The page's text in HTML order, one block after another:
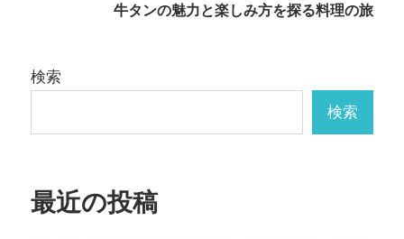
ゲ
シ
ョ
ン
牛タンの魅力と楽しみ方を探る料理の旅
検索
検索
最近の投稿